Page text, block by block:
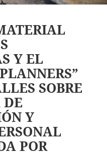
Y EL
SOBRE
DE
Y
POR